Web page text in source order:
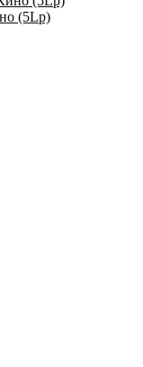
(5Lp)